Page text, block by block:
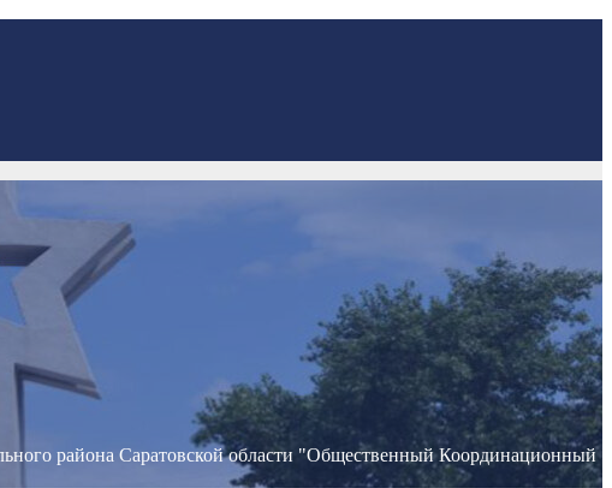
района Саратовской области "Общественный Координационный